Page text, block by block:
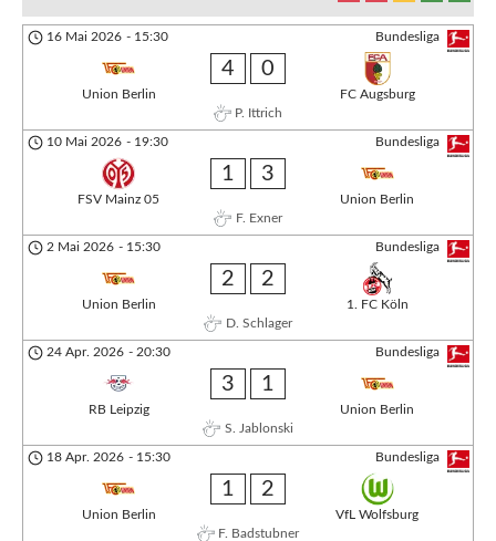
Bundesliga
16 Mai 2026 - 15:30
Union Berlin
4 0
FC Augsburg
P. Ittrich
Bundesliga
10 Mai 2026 - 19:30
FSV Mainz 05
1 3
Union Berlin
F. Exner
Bundesliga
2 Mai 2026 - 15:30
Union Berlin
2 2
1. FC Köln
D. Schlager
Bundesliga
24 Apr. 2026 - 20:30
RB Leipzig
3 1
Union Berlin
S. Jablonski
Bundesliga
18 Apr. 2026 - 15:30
Union Berlin
1 2
VfL Wolfsburg
F. Badstubner